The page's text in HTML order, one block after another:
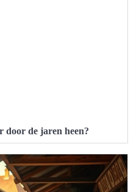
door de jaren heen?